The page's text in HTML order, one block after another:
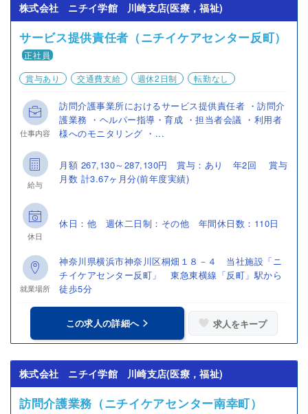
株式会社 ニチイ学館 川崎支店(医療，福祉)
サービス提供責任者（ニチイケアセンター反町）
正社員
賞与あり
交通費支給 週休2日制 転勤なし
仕事内容
訪問介護事業所におけるサービス提供責任者 ・訪問介
護業務 ・ヘルパー指導・育成 ・担当者会議 ・利用者
様へのモニタリング ・...
給与
月額 267,130～287,130円 賞与：あり 年2回 賞与
月数 計3.67ヶ月分(前年度実績)
休日
休日：他 週休二日制：その他 年間休日数：110日
就業場所
神奈川県横浜市神奈川区桐畑１８－４ 当社施設「ニ
チイケアセンター反町」 東急東横線「反町」駅から
徒歩5分
この求人の詳細へ 求人をキープ
株式会社 ニチイ学館 川崎支店(医療，福祉)
訪問介護業務（ニチイケアセンター南幸町）